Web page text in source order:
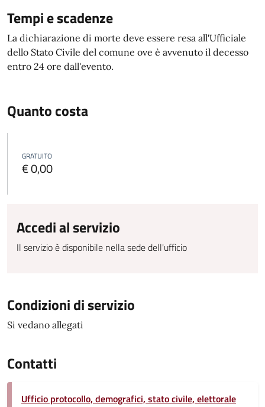
Tempi e scadenze
La dichiarazione di morte deve essere resa all'Ufficiale
dello Stato Civile del comune ove è avvenuto il decesso
entro 24 ore dall'evento.
Quanto costa
GRATUITO
€ 0,00
Accedi al servizio
Il servizio è disponibile nella sede dell'ufficio
Condizioni di servizio
Si vedano allegati
Contatti
Ufficio protocollo, demografici, stato civile, elettorale